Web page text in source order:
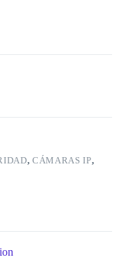
, CÁMARAS IP,